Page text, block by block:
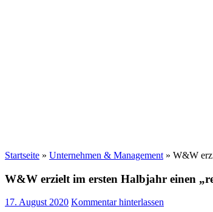
Startseite » Unternehmen & Management » W&W
W&W erzielt im ersten Halbjahr einen
17. August 2020 Kommentar hinterlassen